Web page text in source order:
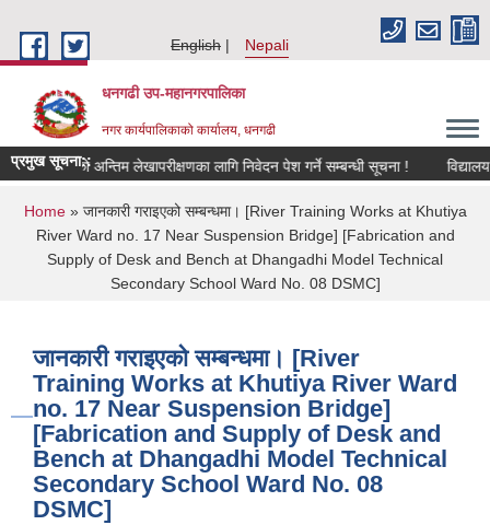
English
Nepali
धनगढी उप-महानगरपालिका
नगर कार्यपालिकाको कार्यालय, धनगढी
प्रमुख सूचना::
विद्यालयको अन्तिम लेखापरीक्षणका लागि निवेदन पेश गर्ने सम्बन्धी सूचना !
You are here
Home» जानकारी गराइएको सम्बन्धमा। [River Training Works at Khutiya
River Ward no. 17 Near Suspension Bridge] [Fabrication and
Supply of Desk and Bench at Dhangadhi Model Technical
Secondary School Ward No. 08 DSMC]
जानकारी गराइएको सम्बन्धमा। [River
Training Works at Khutiya River Ward
no. 17 Near Suspension Bridge]
[Fabrication and Supply of Desk and
Bench at Dhangadhi Model Technical
Secondary School Ward No. 08
DSMC]